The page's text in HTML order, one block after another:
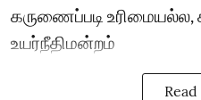
கருணைப்படி
உயர்நீதிமன்றம்